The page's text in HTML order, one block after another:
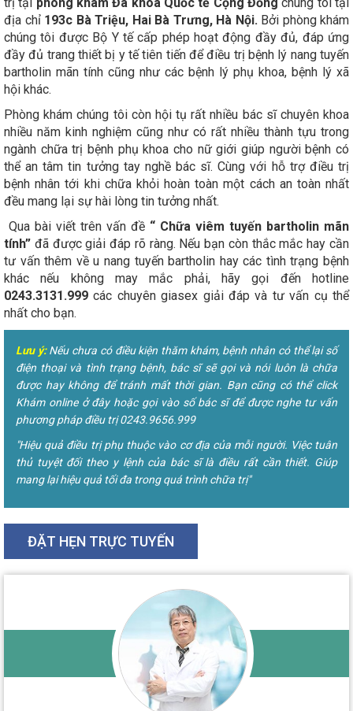
địa chỉ 193c Bà Triệu, Hai Bà Trưng, Hà Nội.Bởi phòng khám
chúng tôi được Bộ Y tế cấp phép hoạt động đầy đủ, đáp ứng
đầy đủ trang thiết bị y tế tiên tiến để điều trị bệnh lý nang tuyến
bartholin mãn tính cũng như các bệnh lý phụ khoa, bệnh lý xã
hội khác.
Phòng khám chúng tôi còn hội tụ rất nhiều bác sĩ chuyên khoa
nhiều năm kinh nghiệm cũng như có rất nhiều thành tựu trong
ngành chữa trị bệnh phụ khoa cho nữ giới giúp người bệnh có
thể an tâm tin tưởng tay nghề bác sĩ. Cùng với hỗ trợ điều trị
bệnh nhân tới khi chữa khỏi hoàn toàn một cách an toàn nhất
đều mang lại sự hài lòng tin tưởng nhất.
Qua bài viết trên vấn đề “ Chữa viêm tuyến bartholin mãn
tính” đã được giải đáp rõ ràng. Nếu bạn còn thắc mắc hay cần
tư vấn thêm về u nang tuyến bartholin hay các tình trạng bệnh
khác nếu không may mắc phải, hãy gọi đến hotline
0243.3131.999các chuyên giasex giải đáp và tư vấn cụ thể
nhất cho bạn.
Lưu ý:Nếu chưa có điều kiện thăm khám, bệnh nhân có thể lại số
điện thoại và tình trạng bệnh, bác sĩ sẽ gọi và nói luôn là chữa
được hay không để tránh mất thời gian. Bạn cũng có thể click
Khám online ở đây hoặc gọi vào số bác sĩ để được nghe tư vấn
phương pháp điều trị 0243.9656.999
"Hiệu quả điều trị phụ thuộc vào cơ địa của mỗi người. Việc tuân
thủ tuyệt đối theo y lệnh của bác sĩ là điều rất cần thiết. Giúp
mang lại hiệu quả tối đa trong quá trình chữa trị"
ĐẶT HẸN TRỰC TUYẾN